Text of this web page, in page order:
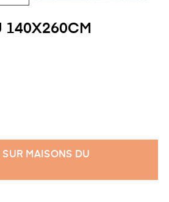
140X260CM
MAISONS DU